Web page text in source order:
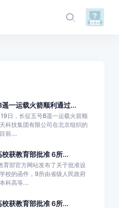
遥一运载火箭顺利通过...
日，长征五号B遥一运载火箭顺
科技集团有限公司在北京组织的
前...
获教育部批准 6所...
育部官方网站发布了关于批准设
校的函件，9所由省级人民政府
科高等...
获教育部批准 6所...